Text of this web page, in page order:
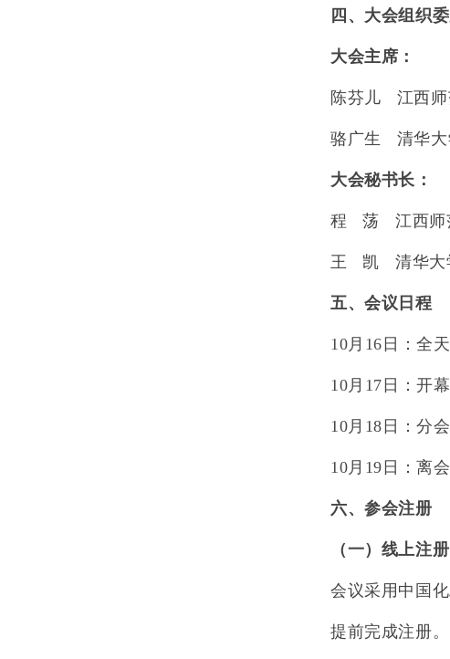
四、大会组织
大会主席：
陈芬儿 江西
骆广生 清华
大会秘书长：
程 荡 江西师
王 凯 清华大
五、会议日程
10月 16 日：全
10月 17 日：开
10月 18 日：分
10月 19 日：离会
六、参会注册
（一） 线上注册
会议采用中国
提前完成注册。